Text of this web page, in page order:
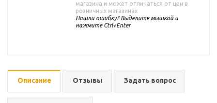
магазина и может отличаться от цен в
розничных магазинах
Нашли ошибку? Выделите мышкой и
нажмите Ctrl+Enter
Описание Отзывы Задать вопрос